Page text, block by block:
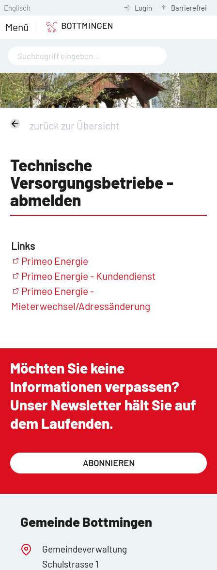
Englisch Login Barrierefrei
Menü
zurück zur Übersicht
Technische
Versorgungsbetriebe -
abmelden
Links
Primeo Energie
Primeo Energie - Kundendienst
Primeo Energie -
Mieterwechsel/Adressänderung
Möchten Sie keine
Informationen verpassen?
Unser Newsletter hält Sie auf
dem Laufenden.
ABONNIEREN
Gemeinde Bottmingen
Gemeindeverwaltung
Schulstrasse 1